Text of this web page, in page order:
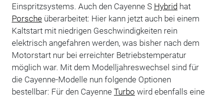
Einspritzsystems. Auch den Cayenne S Hybridhat
Porscheüberarbeitet: Hier kann jetzt auch bei einem
Kaltstart mit niedrigen Geschwindigkeiten rein
elektrisch angefahren werden, was bisher nach dem
Motorstart nur bei erreichter Betriebstemperatur
möglich war. Mit dem Modelljahreswechsel sind für
die Cayenne-Modelle nun folgende Optionen
bestellbar: Für den Cayenne Turbo wird ebenfalls eine